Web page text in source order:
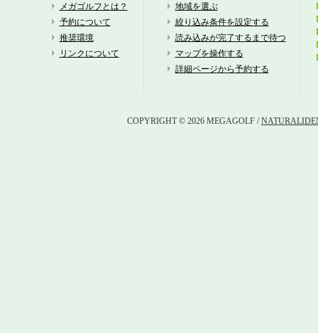
メガゴルフとは？
予約について
推奨環境
リンクについて
地域を選ぶ
絞り込み条件を設定する
読み込みが完了するまで待つ
マップを操作する
詳細ページから予約する
COPYRIGHT © 2026 MEGAGOLF /